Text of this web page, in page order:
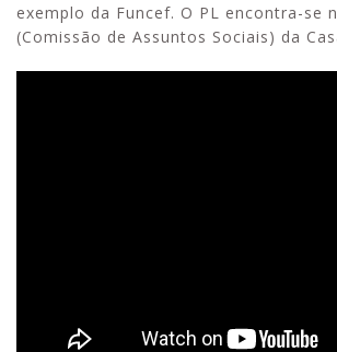
exemplo da Funcef. O PL encontra-se
(Comissão de Assuntos Sociais) da